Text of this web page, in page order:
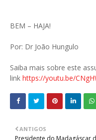
BEM – HAJA!
Por: Dr João Hungulo
Saiba mais sobre este
link https://youtu.be/
ANTIGOS